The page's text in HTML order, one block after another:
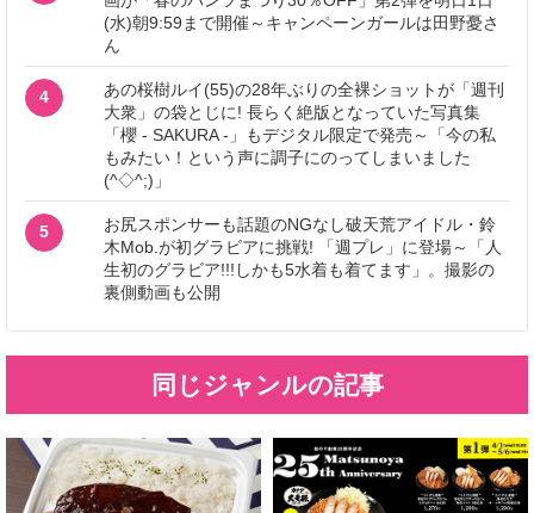
(水)朝9:59まで開催～キャンペーンガールは田野憂さ
ん
4
あの桜樹ルイ(55)の28年ぶりの全裸ショットが「週刊
大衆」の袋とじに! 長らく絶版となっていた写真集
「櫻 - SAKURA -」もデジタル限定で発売～「今の私
もみたい！という声に調子にのってしまいました
(^◇^;)」
5
お尻スポンサーも話題のNGなし破天荒アイドル・鈴
木Mob.が初グラビアに挑戦! 「週プレ」に登場～「人
生初のグラビア!!!しかも5水着も着てます」。撮影の
裏側動画も公開
同じジャンルの記事